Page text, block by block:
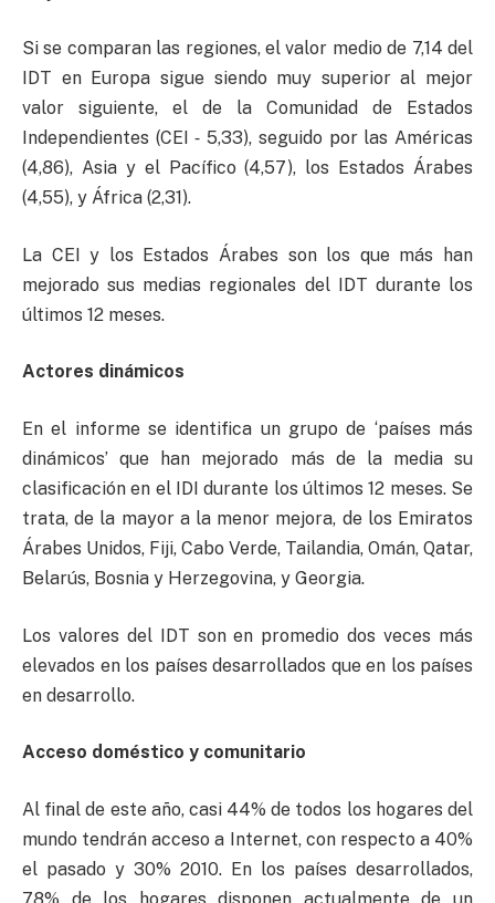
Si se comparan las regiones, el valor medio de 7,14 del
IDT en Europa sigue siendo muy superior al mejor
valor siguiente, el de la Comunidad de Estados
Independientes (CEI ‑ 5,33), seguido por las Américas
(4,86), Asia y el Pacífico (4,57), los Estados Árabes
(4,55), y África (2,31).
La CEI y los Estados Árabes son los que más han
mejorado sus medias regionales del IDT durante los
últimos 12 meses.
Actores dinámicos
En el informe se identifica un grupo de ‘países más
dinámicos’ que han mejorado más de la media su
clasificación en el IDI durante los últimos 12 meses. Se
trata, de la mayor a la menor mejora, de los Emiratos
Árabes Unidos, Fiji, Cabo Verde, Tailandia, Omán, Qatar,
Belarús, Bosnia y Herzegovina, y Georgia.
Los valores del IDT son en promedio dos veces más
elevados en los países desarrollados que en los países
en desarrollo.
Acceso doméstico y comunitario
Al final de este año, casi 44% de todos los hogares del
mundo tendrán acceso a Internet, con respecto a 40%
el pasado y 30% 2010. En los países desarrollados,